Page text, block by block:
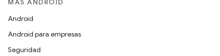
MÁS ANDROID
Android
Android para empresas
Seguridad